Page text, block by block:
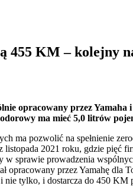
455 KM – kolejny
opracowany przez
ma mieć 5,0 litrów
ma pozwolić na spełnienie
listopada 2021 roku, gdzie
w sprawie prowadzenia
opracowany przez Yamahę dla
tylko, i dostarcza do 450